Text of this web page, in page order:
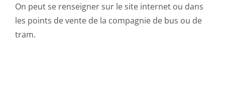
On peut se renseigner sur le site internet ou dans
les points de vente de la compagnie de bus ou de
tram.